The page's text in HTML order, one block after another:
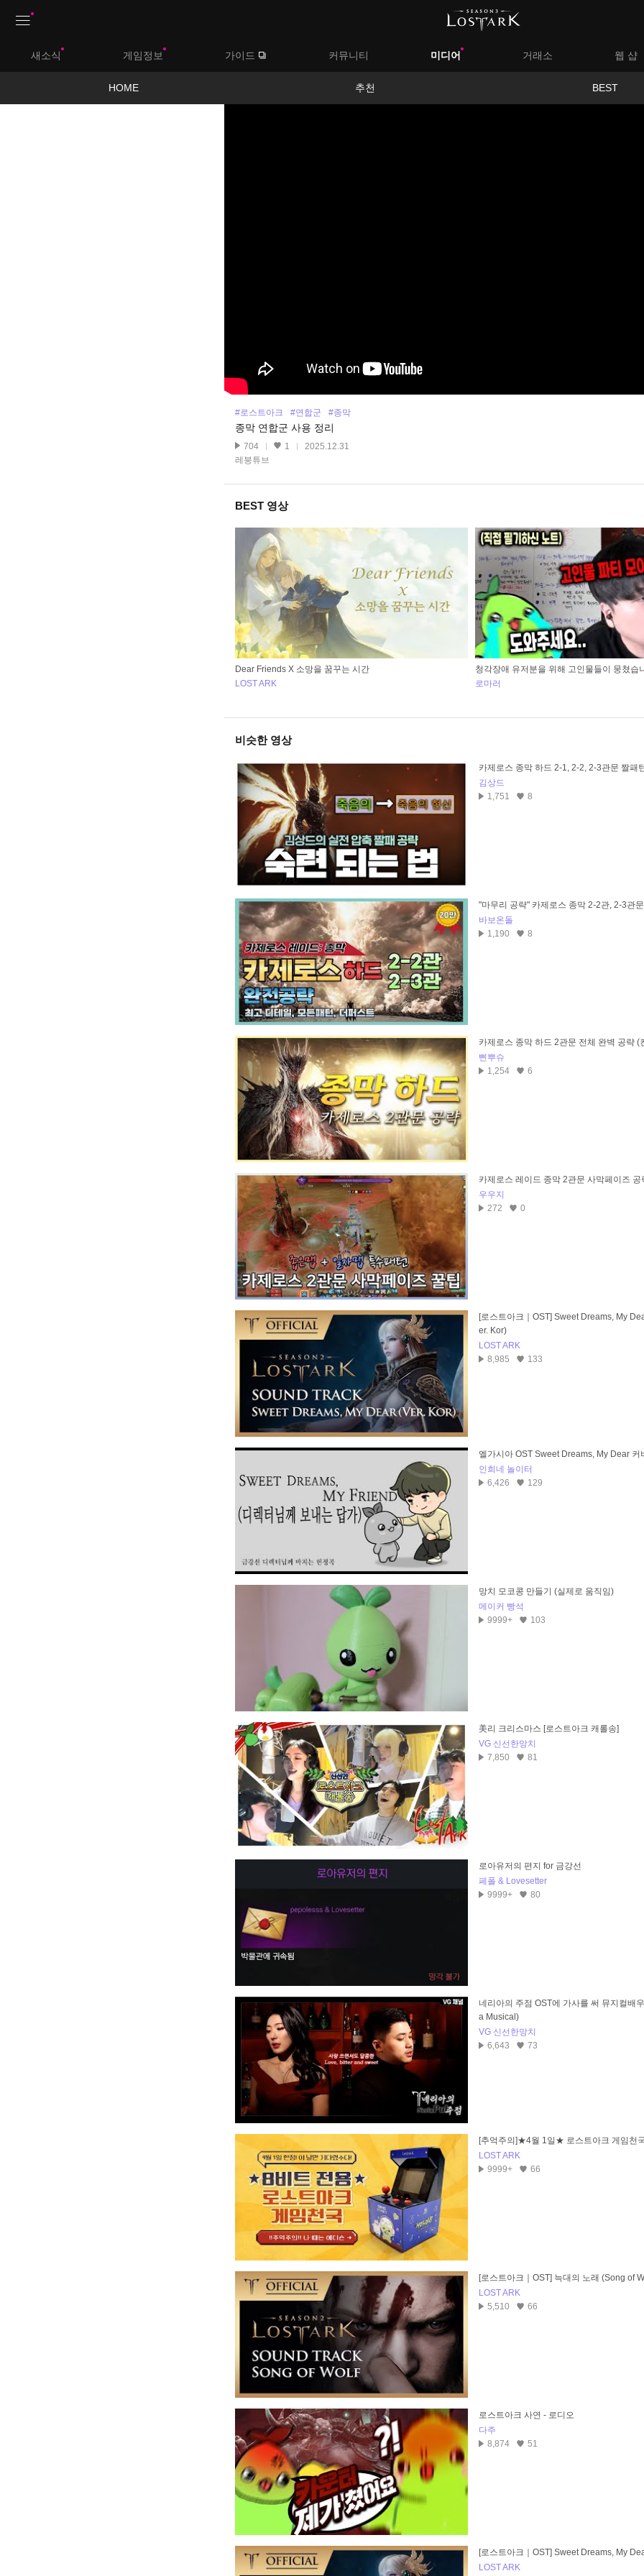
새소식 게임정보 가이드 커뮤니티 미디어 거래소 웹 샵
HOME 추천 BEST
#로스트아크 #연합군 #종막
종막 연합군 사용 정리
704 1
2025.12.31
레붕튜브
BEST 영상
Dear Friends X 소망을 꿈꾸는 시간
LOST ARK
청각장애 유저분을 위해 고인물들이 뭉쳤습
로마러
비슷한 영상
카제로스 종막 하드 2-1, 2-2, 2-3관문 짤패
김상드
1,751
8
"마무리 공략" 카제로스 종막 2-2관, 2-3관
바보온돌
1,190
8
카제로스 종막 하드 2관문 전체 완벽 공략 (
삔뿌슈
1,254
6
카제로스 레이드 종막 2관문 사막페이즈 공
우우지
272
0
[로스트아크｜OST] Sweet Dreams, My
er. Kor)
LOST ARK
8,985
133
엘가시아 OST Sweet Dreams, My Dear 커
인희네 놀이터
6,426
129
망치 모코콩 만들기 (실제로 움직임)
메이커 빵석
9999+
103
美리 크리스마스 [로스트아크 캐롤송]
VG 신선한망치
7,850
81
로아유저의 편지 for 금강선
페폴 & Lovesetter
9999+
80
네리아의 주점 OST에 가사를 써 뮤지컬배
a Musical)
VG 신선한망치
6,643
73
[추억주의]★4월 1일★ 로스트아크 게임천
LOST ARK
9999+
66
[로스트아크｜OST] 늑대의 노래 (Song of
LOST ARK
5,510
66
로스트아크 사연 - 로디오
다주
8,874
51
[로스트아크｜OST] Sweet Dreams, My
LOST ARK